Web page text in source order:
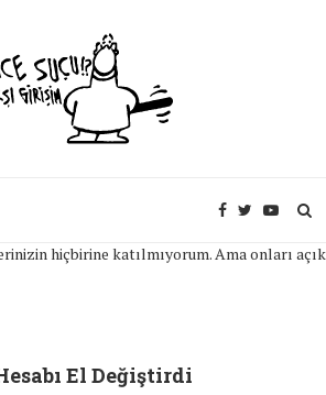
hiçbirine katılmıyorum. Ama onları açıkça
El Değiştirdi